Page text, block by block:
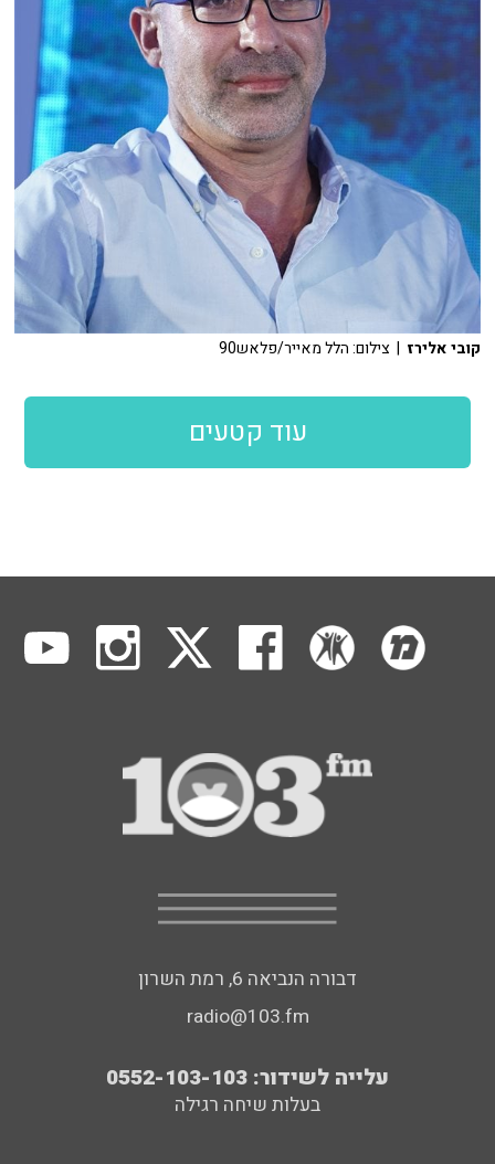
קובי אלירז | צילום: הלל מאייר/פלאש90
עוד קטעים
דבורה הנביאה 6, רמת השרון
radio@103.fm
עלייה לשידור: 0552-103-103
בעלות שיחה רגילה